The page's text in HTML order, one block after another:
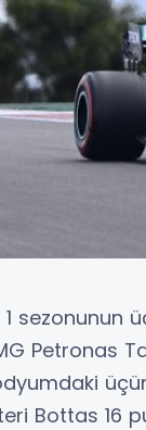
sezonunun
Petronas
Bottas 16